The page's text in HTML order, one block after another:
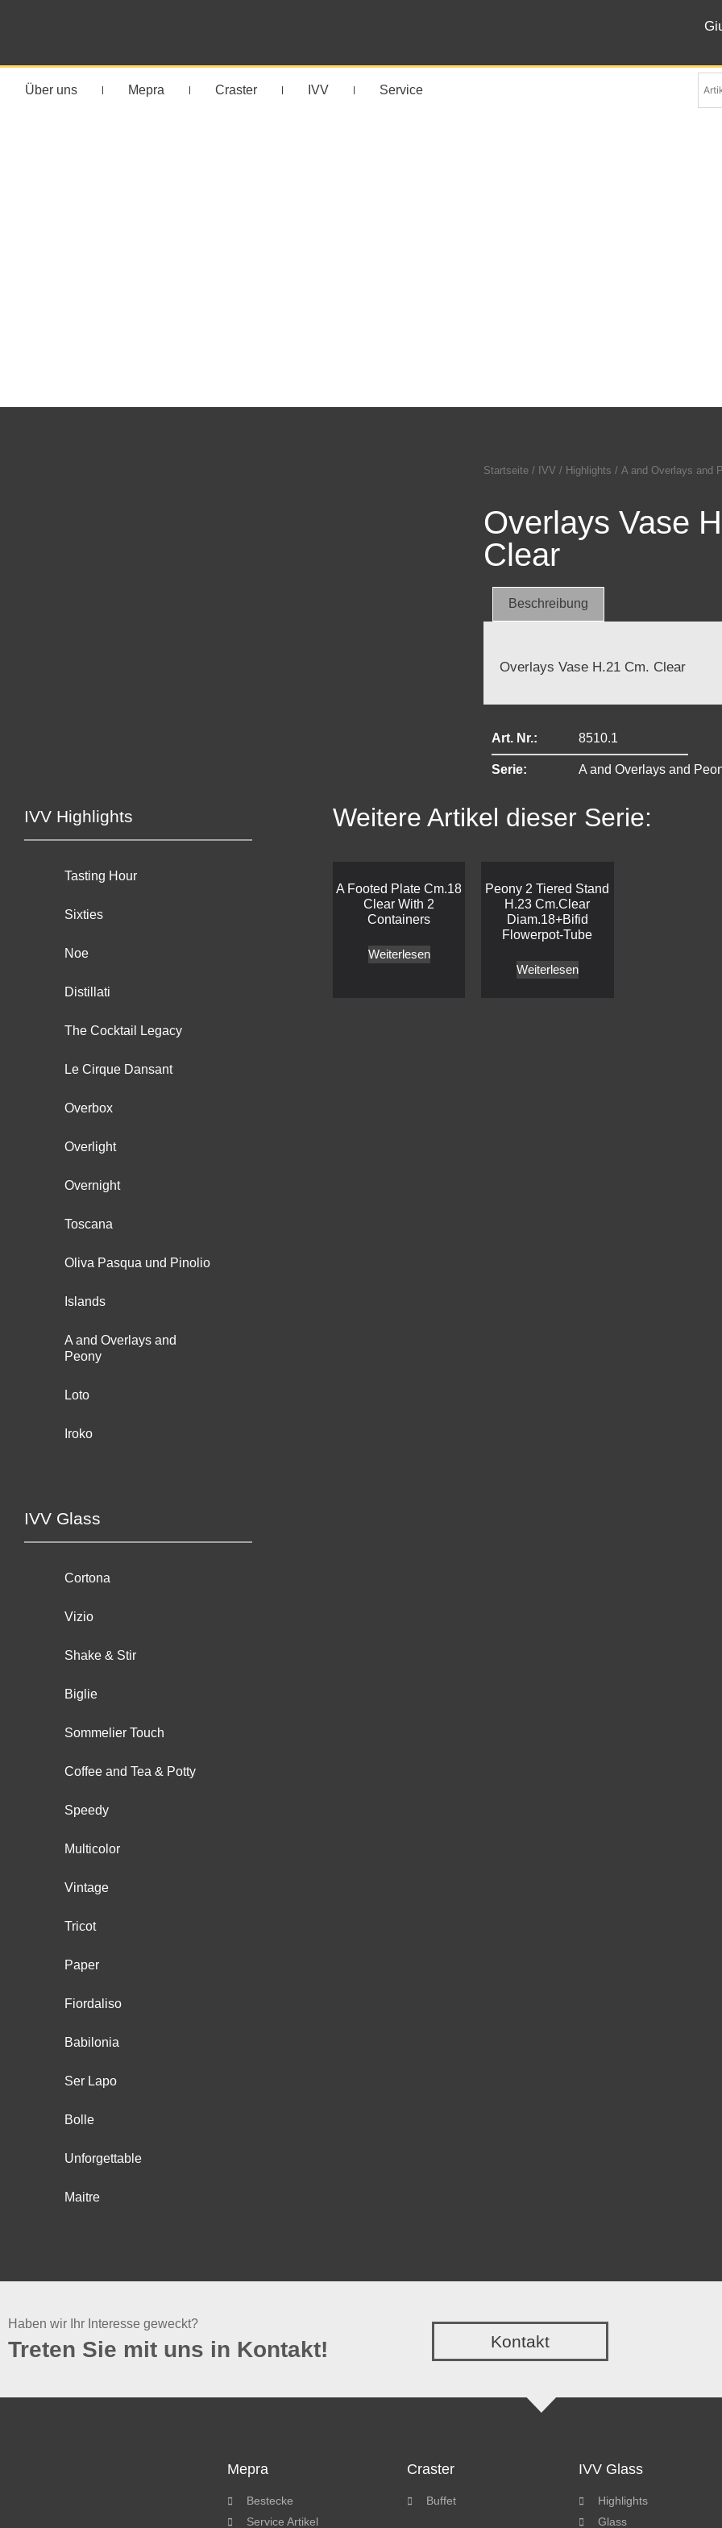
Über uns Mepra Craster IVV Service
Startseite / IVV / Highlights / A and Overlays and
Overlays Vase
Clear
Beschreibung
Overlays Vase H.21 Cm. Clear
Art. Nr.: 8510.1
Serie: A and Overlays and
IVV Highlights
Tasting Hour
Sixties
Noe
Distillati
The Cocktail Legacy
Le Cirque Dansant
Overbox
Overlight
Overnight
Toscana
Oliva Pasqua und Pinolio
Islands
A and Overlays and
Peony
Loto
Iroko
IVV Glass
Cortona
Vizio
Shake & Stir
Biglie
Sommelier Touch
Coffee and Tea & Potty
Speedy
Multicolor
Vintage
Tricot
Paper
Fiordaliso
Babilonia
Ser Lapo
Bolle
Unforgettable
Maitre
Weitere Artikel dieser Serie:
A Footed Plate Cm.18
Clear With 2
Containers
Weiterlesen
Peony 2 Tiered Stand
H.23 Cm.Clear
Diam.18+Bifid
Flowerpot-Tube
Weiterlesen
Haben wir Ihr Interesse geweckt?
Treten Sie mit uns in Kontakt! Kontakt
Mepra
Bestecke
Service Artikel
Craster
Buffet
IVV Glass
Highlights
Glass